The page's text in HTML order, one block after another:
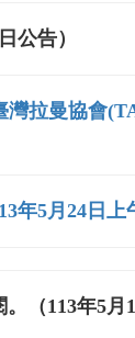
公告）
拉曼協會
年5月24日上
。（113年5月